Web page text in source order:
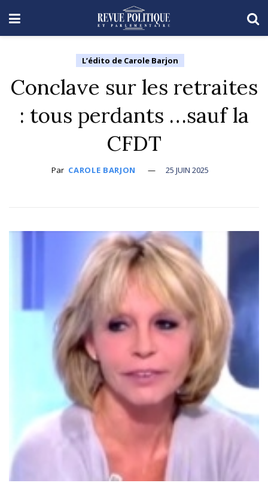
L’édito de Carole Barjon
Conclave sur les retraites
: tous perdants …sauf la
CFDT
Par CAROLE BARJON 25 JUIN 2025